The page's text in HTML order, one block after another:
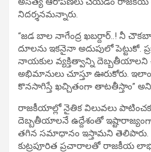
నిదర్శనమన్నారు.
“జడ బాల నాగేంద్ర ఖబర్దార్..! నీ
దూలను ఇకనైనా అదుపులో పెట్టుకో.
నాయకుల వ్యక్తిత్వాన్ని దెబ్బతీయాలని
అభిమానులు చూస్తూ ఊరుకోరు.
కొనసాగిస్తే ఖచ్చితంగా తాటతీస్తాం”
రాజకీయాల్లో నైతిక విలువలు
దెబ్బతీయాలనే ఉద్దేశంతో
తగిన సమాధానం ఇస్తామని తెలిపారు.
కుట్రపూరిత ప్రచారాలతో రాజకీయ